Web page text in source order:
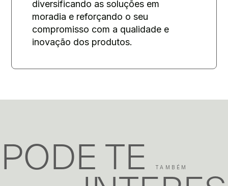
diversificando as soluções em
moradia e reforçando o seu
compromisso com a qualidade e
inovação dos produtos.
PODE TE TAMBÉM